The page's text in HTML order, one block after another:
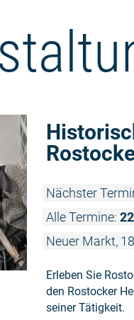
Nächster
Alle Termine:
Neuer Markt,
Erleben Sie
den Rostocker
seiner Tätigkeit.